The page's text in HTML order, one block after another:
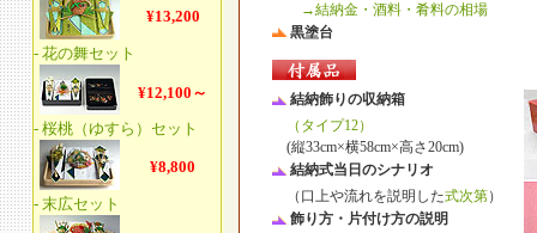
→結納金・酒料・肴料の相場
黒塗台
結納飾りの収納箱
（タイプ12）
(縦33cm×横58cm×高さ20cm)
結納式当日のシナリオ
（口上や流れを説明した式次第）
飾り方・片付け方の説明